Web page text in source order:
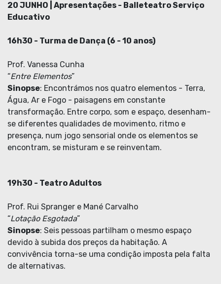
20 JUNHO | Apresentações - Balleteatro Serviço
Educativo
16h30 - Turma de Dança (6 - 10 anos)
Prof. Vanessa Cunha
“Entre Elementos”
Sinopse: Encontrámos nos quatro elementos - Terra,
Água, Ar e Fogo - paisagens em constante
transformação. Entre corpo, som e espaço, desenham-
se diferentes qualidades de movimento, ritmo e
presença, num jogo sensorial onde os elementos se
encontram, se misturam e se reinventam.
19h30 - Teatro Adultos
Prof. Rui Spranger e Mané Carvalho
“Lotação Esgotada”
Sinopse: Seis pessoas partilham o mesmo espaço
devido à subida dos preços da habitação. A
convivência torna-se uma condição imposta pela falta
de alternativas.